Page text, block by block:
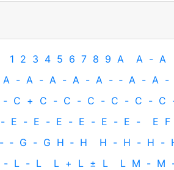
1 2 3 4 5 6 7 8 9 A A - A
A - A - A - A - A - ‐ A - A -
- C + C - C - C - C - C - C
- E - E - E - E - E - E - E F
- ‐ G - G H ‐ H H - H - H -
- L - L L + L ± L L M - M